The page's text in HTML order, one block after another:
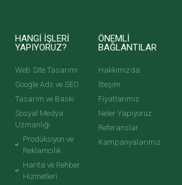
HANGI İŞLERI
YAPIYORUZ?
Web Site Tasarımı
Google Ads ve SEO
Tasarım ve Baskı
Sosyal Medya
Uzmanlığı
Prodüksiyon ve
Reklamcılık
Harita ve Rehber
Hizmetleri
ÖNEMLI
BAĞLANTILAR
Hakkımızda
İlteşim
Fiyatlarımız
Neler Yapıyoruz
Referanslar
Kampanyalarımız